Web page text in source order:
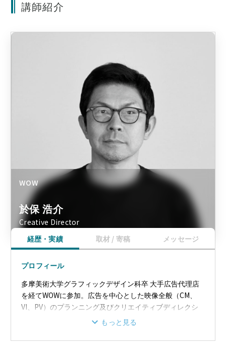
講師紹介
WOW
於保 浩介
Creative Director
経歴・実績
取材 / 寄稿 メッセージ
プロフィール
多摩美術大学グラフィックデザイン科卒 大手広告代理店
を経てWOWに参加。広告を中心とした映像全般（CM、
VI、PV）のプランニング及びクリエイティブディレクシ
タレーション映像を国内外で手がける。近年は活動領域を
もっと見る